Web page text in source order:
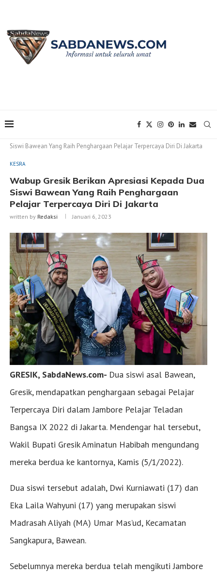
Siswi Bawean Yang Raih Penghargaan Pelajar Terpercaya Diri Di Jakarta
KESRA
Wabup Gresik Berikan Apresiasi Kepada Dua
Siswi Bawean Yang Raih Penghargaan
Pelajar Terpercaya Diri Di Jakarta
written by Redaksi Januari 6, 2023
GRESIK, SabdaNews.com- Dua siswi asal Bawean,
Gresik, mendapatkan penghargaan sebagai Pelajar
Terpercaya Diri dalam Jambore Pelajar Teladan
Bangsa IX 2022 di Jakarta. Mendengar hal tersebut,
Wakil Bupati Gresik Aminatun Habibah mengundang
mereka berdua ke kantornya, Kamis (5/1/2022).
Dua siswi tersebut adalah, Dwi Kurniawati (17) dan
Eka Laila Wahyuni (17) yang merupakan siswi
Madrasah Aliyah (MA) Umar Mas’ud, Kecamatan
Sangkapura, Bawean.
Sebelumnya mereka berdua telah mengikuti Jambore